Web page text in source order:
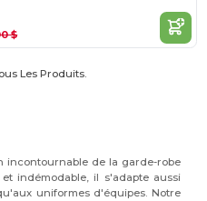
$
Les Produits.
incontournable de la garde-robe
indémodable, il s'adapte aussi
uniformes d'équipes. Notre